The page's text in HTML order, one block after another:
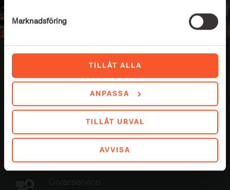
Marknadsföring
TILLÅT ALLA
ANPASSA
TILLÅT URVAL
AVVISA
Givarservice
Vill du ha hjälp kring en högtidsgåva? Hör gärna av dig!
Vi har samlat svar på vanliga frågor kring givande och
insamlinghär. Hittar du inte vad du söker är du
välkommen att kontakta givarservice som hjälper dig
att besvara dina frågor.
Givarservice